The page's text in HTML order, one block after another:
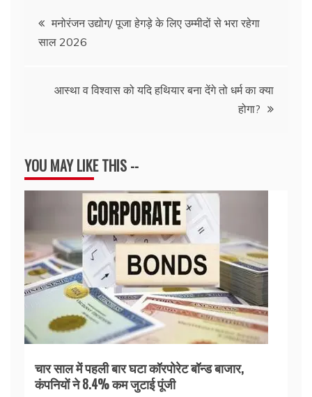
Post
navigation
मनोरंजन उद्योग/ पूजा हेगड़े के लिए उम्‍मीदों से भरा रहेगा
साल 2026
आस्था व विश्वास को यदि हथियार बना देंगे तो धर्म का क्या
होगा?
YOU MAY LIKE THIS --
चार साल में पहली बार घटा कॉरपोरेट बॉन्ड बाजार,
कंपनियों ने 8.4% कम जुटाई पूंजी